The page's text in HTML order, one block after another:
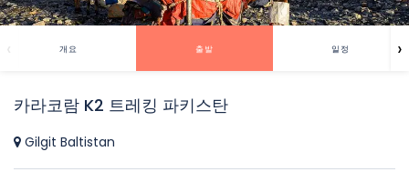
개요 출발 일정
‹ ›
카라코람 K2 트레킹 파키스탄
Gilgit Baltistan